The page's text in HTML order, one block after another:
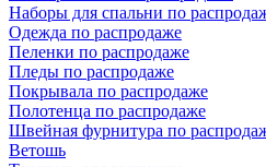
Наборы для спальни по
Одежда по распродаже
Пеленки по распродаже
Пледы по распродаже
Покрывала по распродаже
Полотенца по распродаже
Швейная фурнитура по
Ветошь